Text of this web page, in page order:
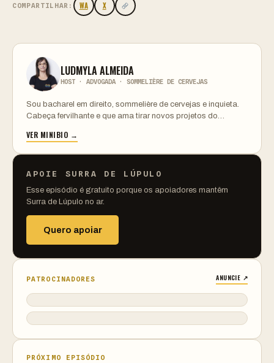
COMPARTILHAR: WA X
LUDMYLA ALMEIDA
HOST · ADVOGADA · SOMMELIÈRE DE CERVEJAS
Sou bacharel em direito, sommelière de cervejas e inquieta.
Cabeça fervilhante e que ama tirar novos projetos do…
VER MINIBIO →
APOIE SURRA DE LÚPULO
Esse episódio é gratuito porque os apoiadores mantêm
Surra de Lúpulo no ar.
Quero apoiar
PATROCINADORES ANUNCIE ↗
PRÓXIMO EPISÓDIO